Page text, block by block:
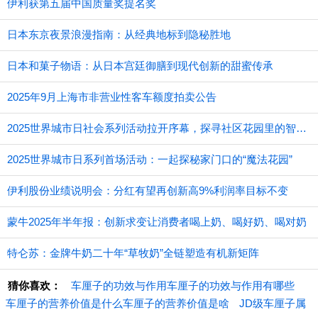
伊利获第五届中国质量奖提名奖
日本东京夜景浪漫指南：从经典地标到隐秘胜地
日本和菓子物语：从日本宫廷御膳到现代创新的甜蜜传承
2025年9月上海市非营业性客车额度拍卖公告
2025世界城市日社会系列活动拉开序幕，探寻社区花园里的智慧应用
2025世界城市日系列首场活动：一起探秘家门口的“魔法花园”
伊利股份业绩说明会：分红有望再创新高9%利润率目标不变
蒙牛2025年半年报：创新求变让消费者喝上奶、喝好奶、喝对奶
特仑苏：金牌牛奶二十年“草牧奶”全链塑造有机新矩阵
猜你喜欢：
车厘子的功效与作用车厘子的功效与作用有哪些
车厘子的营养价值是什么车厘子的营养价值是啥
JD级车厘子属